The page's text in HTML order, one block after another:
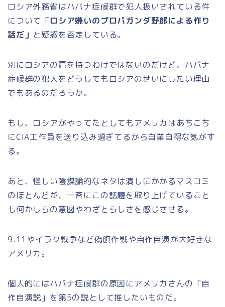
ロシア外務省はハバナ症候群で犯人扱いされている件
について 「ロシア嫌いのプロパガンダ野郎による作り
話だ」 と疑惑を否定している。
別にロシアの肩を持つわけではないのだけど、ハバナ
症候群の犯人をどうしてもロシアのせいにしたい理由
でもあるのだろうか。
もし、ロシアがやってたとしてもアメリカはあちこち
にCIA工作員を送り込み過ぎてるから自業自得な気がす
る。
あと、怪しい陰謀論的なネタは潰しにかかるマスコミ
のほとんどが、一斉にこの話題を取り上げていること
も何かしらの意図やわざとらしさを感じさせる。
9.11やイラク戦争など偽旗作戦や自作自演が大好きな
アメリカ。
個人的にはハバナ症候群の原因にアメリカさんの「自
作自演説」を第5の説として推したいものだ。